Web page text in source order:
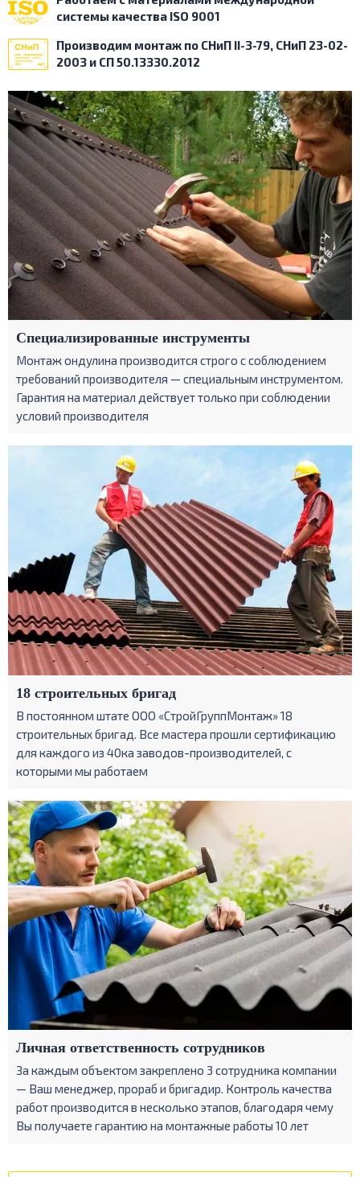
системы качества ISO 9001
Производим монтаж по СНиП II-3-79, СНиП 23-02-
2003 и СП 50.13330.2012
Специализированные инструменты
Монтаж ондулина производится строго с соблюдением
требований производителя — специальным инструментом.
Гарантия на материал действует только при соблюдении
условий производителя
18 строительных бригад
В постоянном штате ООО «СтройГруппМонтаж» 18
строительных бригад. Все мастера прошли сертификацию
для каждого из 40ка заводов-производителей, с
которыми мы работаем
Личная ответственность сотрудников
За каждым объектом закреплено 3 сотрудника компании
— Ваш менеджер, прораб и бригадир. Контроль качества
работ производится в несколько этапов, благодаря чему
Вы получаете гарантию на монтажные работы 10 лет